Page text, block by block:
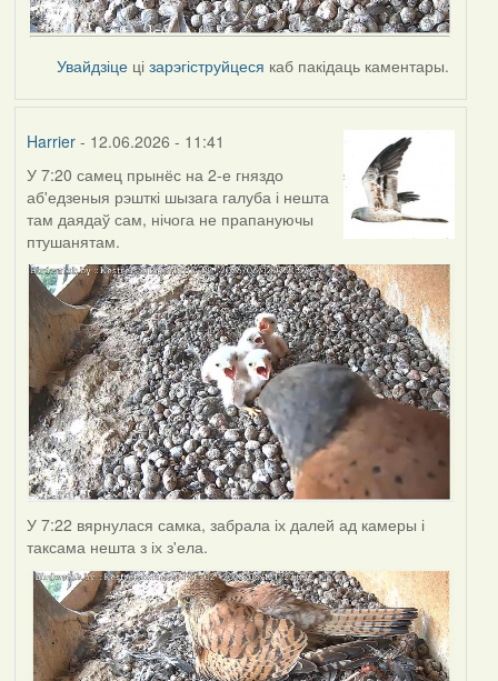
Увайдзіце цізарэгіструйцеся каб пакідаць каментары.
Harrier- 12.06.2026 - 11:41
У 7:20 самец прынёс на 2-е гняздо
аб'едзеныя рэшткі шызага галуба і нешта
там даядаў сам, нічога не прапануючы
птушанятам.
У 7:22 вярнулася самка, забрала іх далей ад камеры і
таксама нешта з іх з'ела.